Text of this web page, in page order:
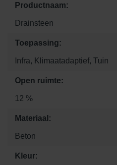
Productnaam:
Drainsteen
Toepassing:
Infra, Klimaatadaptief, Tuin
Open ruimte:
12 %
Materiaal:
Beton
Kleur: